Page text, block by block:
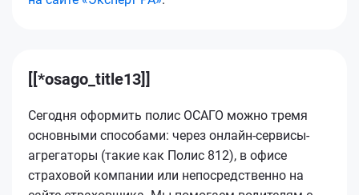
[[*osago_title13]]
Сегодня оформить полис ОСАГО можно тремя
основными способами: через онлайн-сервисы-
агрегаторы (такие как Полис 812), в офисе
страховой компании или непосредственно на